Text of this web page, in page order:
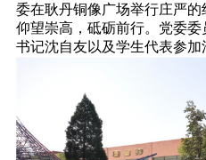
委在耿丹铜像广场举行庄严的
仰望崇高，砥砺前行。党委
书记沈自友以及学生代表参加